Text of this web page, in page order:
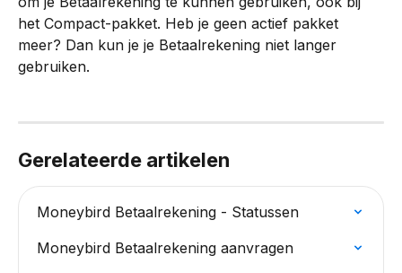
het Compact-pakket. Heb je geen actief pakket
meer? Dan kun je je Betaalrekening niet langer
gebruiken.
Gerelateerde artikelen
Moneybird Betaalrekening - Statussen
Moneybird Betaalrekening aanvragen